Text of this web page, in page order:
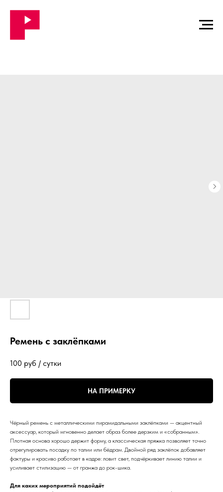
Ремень с заклёпками
100 руб / сутки
НА ПРИМЕРКУ
Чёрный ремень с металлическими пирамидальными заклёпками — акцентный
аксессуар, который мгновенно делает образ более дерзким и «собранным».
Плотная основа хорошо держит форму, а классическая пряжка позволяет точно
отрегулировать посадку по талии или бёдрам. Двойной ряд заклёпок добавляет
фактуры и красиво работает в кадре: ловит свет, подчёркивает линию талии и
усиливает стилизацию — от гранжа до рок-шика.
Для каких мероприятий подойдёт